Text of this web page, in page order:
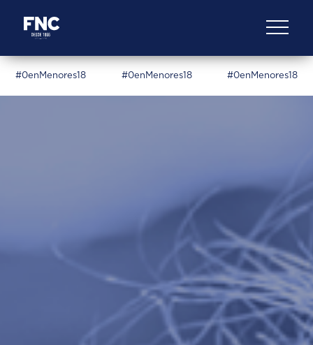
#0enMenores18 #0enMenores18 #0enMenores18